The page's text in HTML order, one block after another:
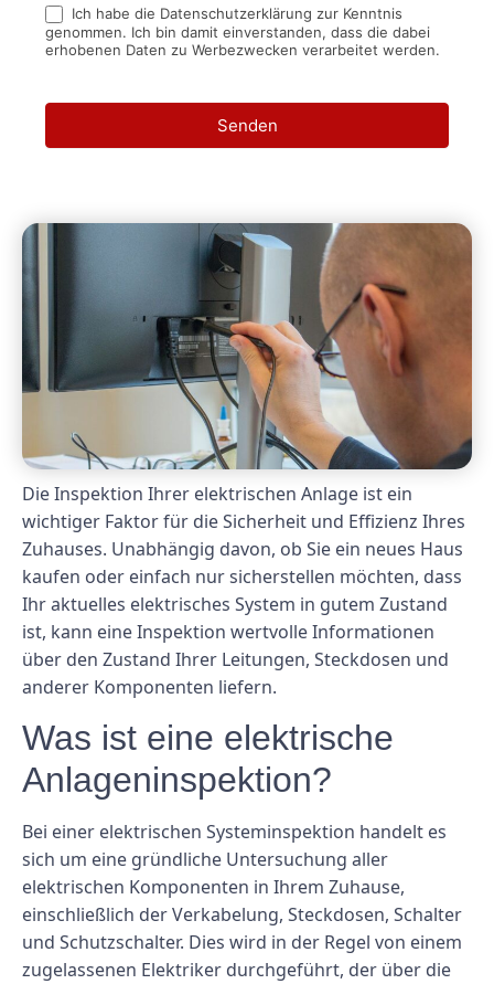
Ich habe die Datenschutzerklärung zur Kenntnis
genommen. Ich bin damit einverstanden, dass die dabei
erhobenen Daten zu Werbezwecken verarbeitet werden.
Senden
Die Inspektion Ihrer elektrischen Anlage ist ein
wichtiger Faktor für die Sicherheit und Effizienz Ihres
Zuhauses. Unabhängig davon, ob Sie ein neues Haus
kaufen oder einfach nur sicherstellen möchten, dass
Ihr aktuelles elektrisches System in gutem Zustand
ist, kann eine Inspektion wertvolle Informationen
über den Zustand Ihrer Leitungen, Steckdosen und
anderer Komponenten liefern.
Was ist eine elektrische
Anlageninspektion?
Bei einer elektrischen Systeminspektion handelt es
sich um eine gründliche Untersuchung aller
elektrischen Komponenten in Ihrem Zuhause,
einschließlich der Verkabelung, Steckdosen, Schalter
und Schutzschalter. Dies wird in der Regel von einem
zugelassenen Elektriker durchgeführt, der über die